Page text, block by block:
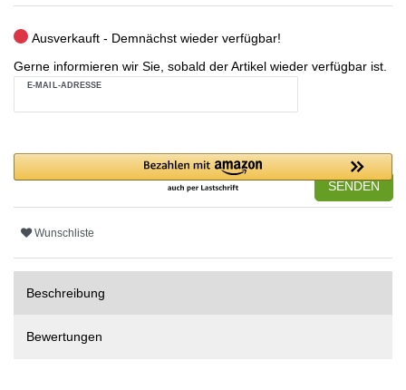
Ausverkauft - Demnächst wieder verfügbar!
Gerne informieren wir Sie, sobald der Artikel wieder verfügbar ist.
E-MAIL-ADRESSE
SENDEN
Wunschliste
Beschreibung
Bewertungen